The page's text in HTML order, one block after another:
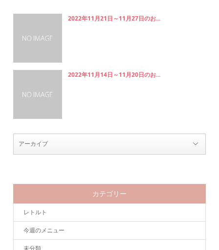
2022年11月21日～11月27日のお...
2022年11月14日～11月20日のお...
カテゴリー
レトルト
今週のメニュー
未分類